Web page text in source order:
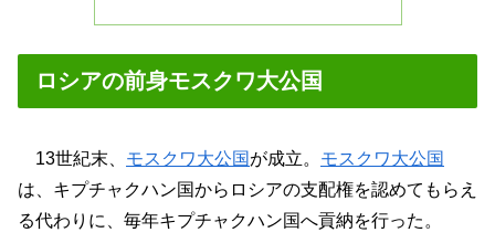
ロシアの前身モスクワ大公国
13世紀末、 モスクワ大公国 が成立。 モスクワ大公国
は、キプチャクハン国からロシアの支配権を認めてもらえ
る代わりに、毎年キプチャクハン国へ貢納を行った。